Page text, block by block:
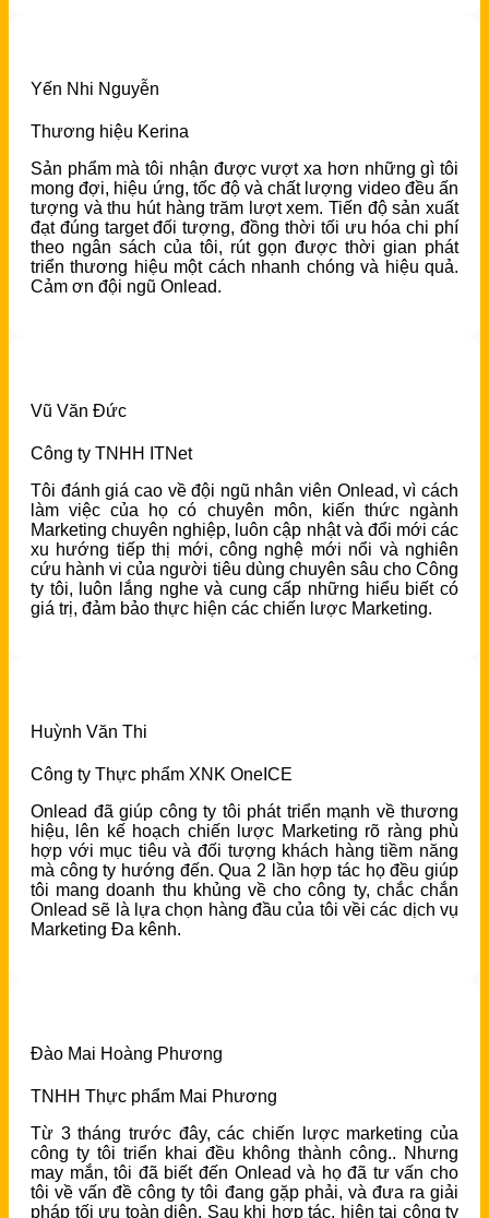
Yến Nhi Nguyễn
Thương hiệu Kerina
Sản phẩm mà tôi nhận được vượt xa hơn những gì tôi
mong đợi, hiệu ứng, tốc độ và chất lượng video đều ấn
tượng và thu hút hàng trăm lượt xem. Tiến độ sản xuất
đạt đúng target đối tượng, đồng thời tối ưu hóa chi phí
theo ngân sách của tôi, rút gọn được thời gian phát
triển thương hiệu một cách nhanh chóng và hiệu quả.
Cảm ơn đội ngũ Onlead.
Vũ Văn Đức
Công ty TNHH ITNet
Tôi đánh giá cao về đội ngũ nhân viên Onlead, vì cách
làm việc của họ có chuyên môn, kiến ​​thức ngành
Marketing chuyên nghiệp, luôn cập nhật và đổi mới các
xu hướng tiếp thị mới, công nghệ mới nổi và nghiên
cứu hành vi của người tiêu dùng chuyên sâu cho Công
ty tôi, luôn lắng nghe và cung cấp những hiểu biết có
giá trị, đảm bảo thực hiện các chiến lược Marketing.
Huỳnh Văn Thi
Công ty Thực phẩm XNK OneICE
Onlead đã giúp công ty tôi phát triển mạnh về thương
hiệu, lên kế hoạch chiến lược Marketing rõ ràng phù
hợp với mục tiêu và đối tượng khách hàng tiềm năng
mà công ty hướng đến. Qua 2 lần hợp tác họ đều giúp
tôi mang doanh thu khủng về cho công ty, chắc chắn
Onlead sẽ là lựa chọn hàng đầu của tôi vềi các dịch vụ
Marketing Đa kênh.
Đào Mai Hoàng Phương
TNHH Thực phẩm Mai Phương
Từ 3 tháng trước đây, các chiến lược marketing của
công ty tôi triển khai đều không thành công.. Nhưng
may mắn, tôi đã biết đến Onlead và họ đã tư vấn cho
tôi về vấn đề công ty tôi đang gặp phải, và đưa ra giải
pháp tối ưu toàn diện. Sau khi hợp tác, hiện tại công ty